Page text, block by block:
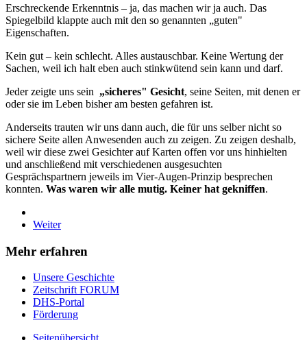
Erschreckende Erkenntnis – ja, das machen wir ja auch. Das
Spiegelbild klappte auch mit den so genannten „guten"
Eigenschaften.
Kein gut – kein schlecht. Alles austauschbar. Keine Wertung der
Sachen, weil ich halt eben auch stinkwütend sein kann und darf.
Jeder zeigte uns sein „sicheres" Gesicht, seine Seiten, mit denen er
oder sie im Leben bisher am besten gefahren ist.
Anderseits trauten wir uns dann auch, die für uns selber nicht so
sichere Seite allen Anwesenden auch zu zeigen. Zu zeigen deshalb,
weil wir diese zwei Gesichter auf Karten offen vor uns hinhielten
und anschließend mit verschiedenen ausgesuchten
Gesprächspartnern jeweils im Vier-Augen-Prinzip besprechen
konnten. Was waren wir alle mutig. Keiner hat gekniffen.
Weiter
Mehr erfahren
Unsere Geschichte
Zeitschrift FORUM
DHS-Portal
Förderung